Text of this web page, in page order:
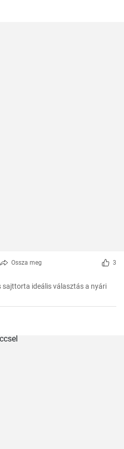
Ossza meg 3
sajttorta ideális választás a nyári